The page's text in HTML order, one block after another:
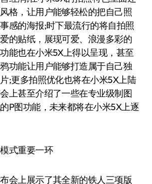
格，让用户能够轻松的把自己照
感的海报;时下最流行的将自拍照
的贴纸，展现可爱、浪漫多彩的
能也在小米5X上得以呈现，甚至
功能让用户能够打造属于自己独
;更多拍照优化也将在小米5X上陆
上甚至介绍了一些在专业级制图
P图功能，未来都将在小米5X上逐
式重要一环
会上展示了其全新的铁人三项版